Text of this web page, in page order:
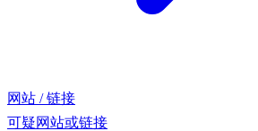
网站 / 链接
可疑网站或链接